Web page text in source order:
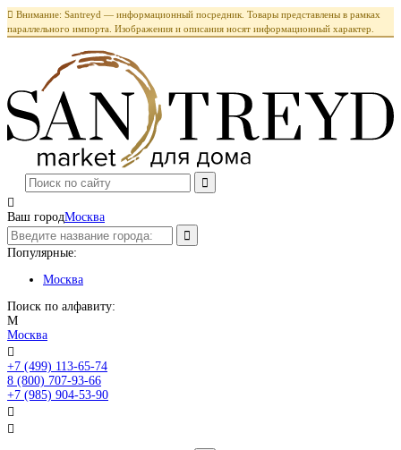
 Внимание: Santreyd — информационный посредник. Товары представлены в рамках
параллельного импорта. Изображения и описания носят информационный характер.

Ваш городМосква
Популярные:
Москва
Поиск по алфавиту:
М
Москва

+7 (499) 113-65-74
8 (800) 707-93-66
+7 (985) 904-53-90

